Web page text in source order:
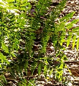
Die bit BildungsWelten sind Ö-Cert und TÜV-
BildungsWelten-Zertifikat einen echten beruflichen